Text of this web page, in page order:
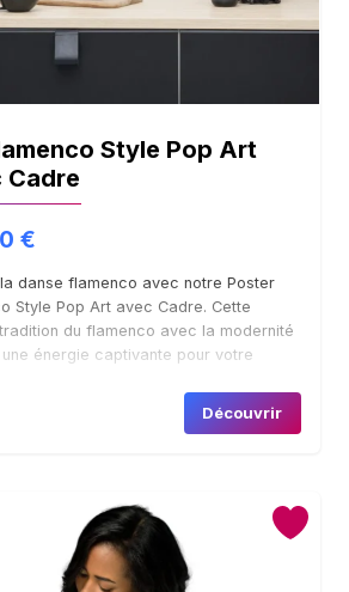
Style Pop Art
Cadre
€
danse flamenco avec notre Poster
Style Pop Art avec Cadre. Cette
du flamenco avec la modernité
énergie captivante pour votre
Découvrir